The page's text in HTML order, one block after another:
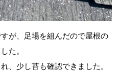
が、足場を組んだので屋根の
た。
、少し苔も確認できました。